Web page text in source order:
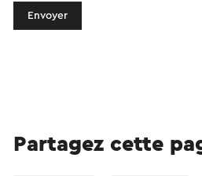
Envoyer
Partagez cette